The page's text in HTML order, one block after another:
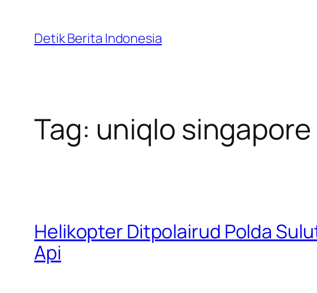
content
Detik Berita Indonesia
Tag: uniqlo singapore
Helikopter Ditpolairud Polda
Api